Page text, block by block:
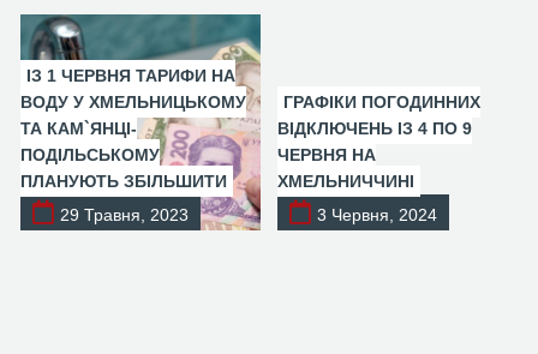
ІЗ 1 ЧЕРВНЯ ТАРИФИ НА
ВОДУ У ХМЕЛЬНИЦЬКОМУ
ТА КАМ`ЯНЦІ-
ПОДІЛЬСЬКОМУ
ПЛАНУЮТЬ ЗБІЛЬШИТИ
29 Травня, 2023
ГРАФІКИ ПОГОДИННИХ
ВІДКЛЮЧЕНЬ ІЗ 4 ПО 9
ЧЕРВНЯ НА
ХМЕЛЬНИЧЧИНІ
3 Червня, 2024